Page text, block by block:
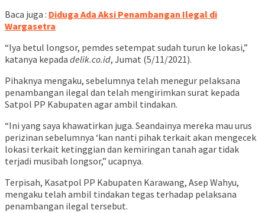
Baca juga : Diduga Ada Aksi Penambangan Ilegal di
Wargasetra
“Iya betul longsor, pemdes setempat sudah turun ke lokasi,”
katanya kepada delik.co.id, Jumat (5/11/2021).
Pihaknya mengaku, sebelumnya telah menegur pelaksana
penambangan ilegal dan telah mengirimkan surat kepada
Satpol PP Kabupaten agar ambil tindakan.
“Ini yang saya khawatirkan juga. Seandainya mereka mau urus
perizinan sebelumnya ‘kan nanti pihak terkait akan mengecek
lokasi terkait ketinggian dan kemiringan tanah agar tidak
terjadi musibah longsor,” ucapnya.
Terpisah, Kasatpol PP Kabupaten Karawang, Asep Wahyu,
mengaku telah ambil tindakan tegas terhadap pelaksana
penambangan ilegal tersebut.